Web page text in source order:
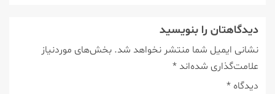
دیدگاهتان را بنویسید
نشانی ایمیل شما منتشر نخواهد شد. بخش‌های موردنیاز
علامت‌گذاری شده‌اند *
دیدگاه *